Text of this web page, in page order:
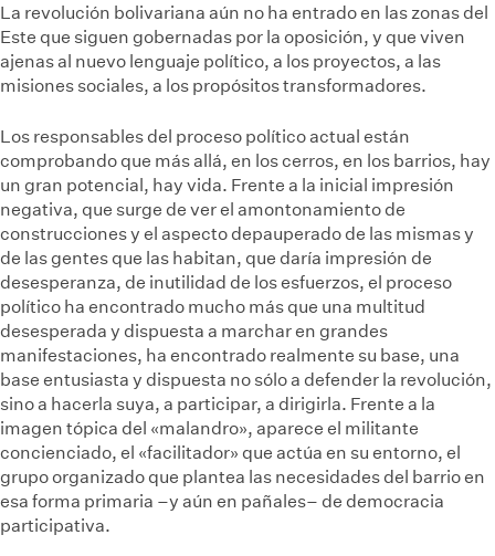
La revolución bolivariana aún no ha entrado en las zonas del
Este que siguen gobernadas por la oposición, y que viven
ajenas al nuevo lenguaje político, a los proyectos, a las
misiones sociales, a los propósitos transformadores.
Los responsables del proceso político actual están
comprobando que más allá, en los cerros, en los barrios, hay
un gran potencial, hay vida. Frente a la inicial impresión
negativa, que surge de ver el amontonamiento de
construcciones y el aspecto depauperado de las mismas y
de las gentes que las habitan, que daría impresión de
desesperanza, de inutilidad de los esfuerzos, el proceso
político ha encontrado mucho más que una multitud
desesperada y dispuesta a marchar en grandes
manifestaciones, ha encontrado realmente su base, una
base entusiasta y dispuesta no sólo a defender la revolución,
sino a hacerla suya, a participar, a dirigirla. Frente a la
imagen tópica del «malandro», aparece el militante
concienciado, el «facilitador» que actúa en su entorno, el
grupo organizado que plantea las necesidades del barrio en
esa forma primaria –y aún en pañales– de democracia
participativa.